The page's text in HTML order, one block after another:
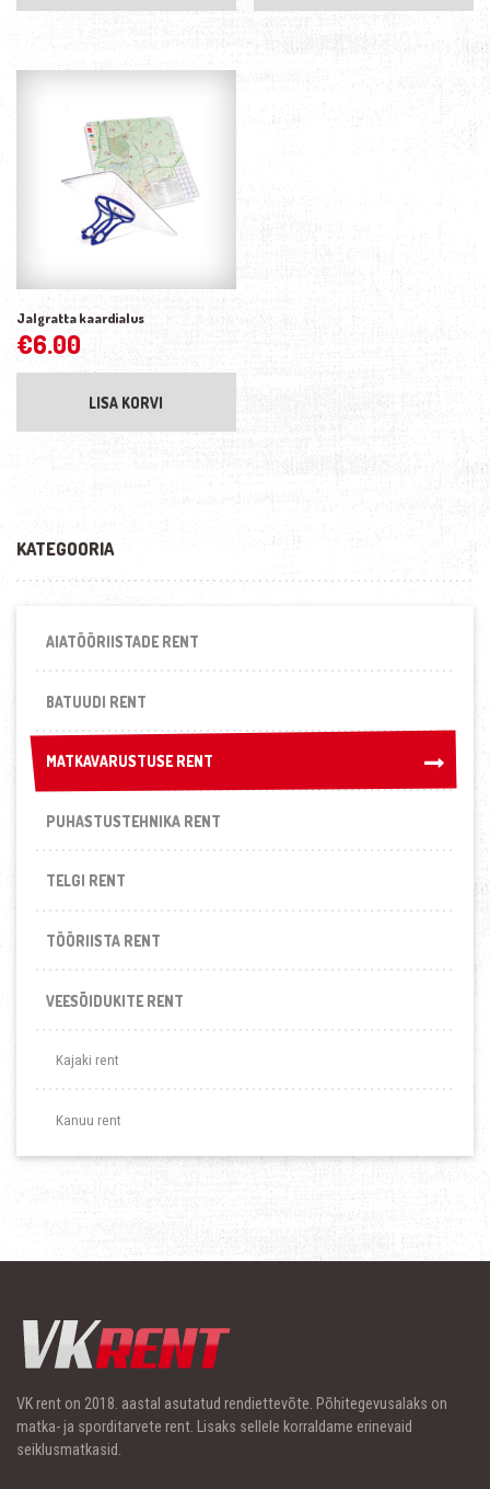
Jalgratta kaardialus
€6.00
LISA KORVI
KATEGOORIA
AIATÖÖRIISTADE RENT
BATUUDI RENT
MATKAVARUSTUSE RENT
MATKAVARUSTUSE RENT
PUHASTUSTEHNIKA RENT
TELGI RENT
TÖÖRIISTA RENT
VEESÕIDUKITE RENT
Kajaki rent
Kanuu rent
VK rent on 2018. aastal asutatud rendiettevõte. Põhitegevusalaks on
matka- ja sporditarvete rent. Lisaks sellele korraldame erinevaid
seiklusmatkasid.